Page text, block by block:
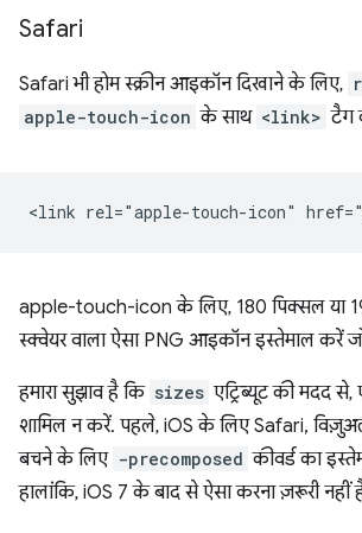
Safari
Safari भी होम स्क्रीन आइकॉन दिखाने के लिए,
apple-touch-icon के साथ <link> टैग
apple-touch-icon के लिए, 180 पिक्सल या
स्क्वेयर वाला ऐसा PNG आइकॉन इस्तेमाल करें जो
हमारा सुझाव है कि sizes एट्रिब्यूट की मदद
शामिल न करें. पहले, iOS के लिए Safari,
बचने के लिए -precomposed कीवर्ड का
हालांकि, iOS 7 के बाद से ऐसा करना ज़रूरी नहीं